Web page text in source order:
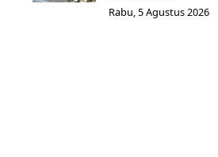
Rabu, 5 Agustus 2026